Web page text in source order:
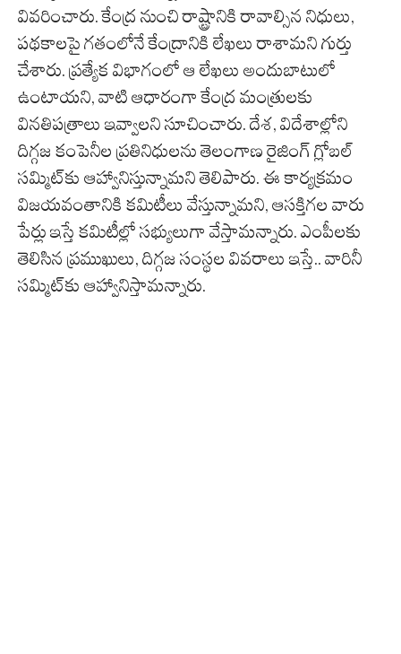
వివరించారు. కేంద్ర నుంచి రాష్ట్రానికి రావాల్సిన నిధులు,
పథకాలపై గతంలోనే కేంద్రానికి లేఖలు రాశామని గుర్తు
చేశారు. ప్రత్యేక విభాగంలో ఆ లేఖలు అందుబాటులో
ఉంటాయని, వాటి ఆధారంగా కేంద్ర మంత్రులకు
వినతిపత్రాలు ఇవ్వాలని సూచించారు. దేశ, విదేశాల్లోని
దిగ్గజ కంపెనీల ప్రతినిధులను తెలంగాణ రైజింగ్‌ గ్లోబల్‌
సమ్మిట్‌కు ఆహ్వానిస్తున్నామని తెలిపారు. ఈ కార్యక్రమం
విజయవంతానికి కమిటీలు వేస్తున్నామని, ఆసక్తిగల వారు
పేర్లు ఇస్తే కమిటీల్లో సభ్యులుగా వేస్తామన్నారు. ఎంపీలకు
తెలిసిన ప్రముఖులు, దిగ్గజ సంస్థల వివరాలు ఇస్తే.. వారినీ
సమ్మిట్‌కు ఆహ్వానిస్తామన్నారు.